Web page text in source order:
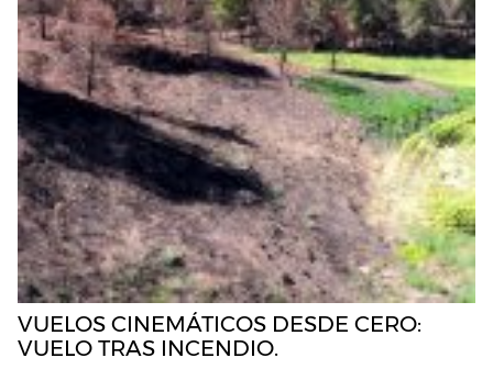
VUELOS CINEMÁTICOS DESDE CERO:
VUELO TRAS INCENDIO.